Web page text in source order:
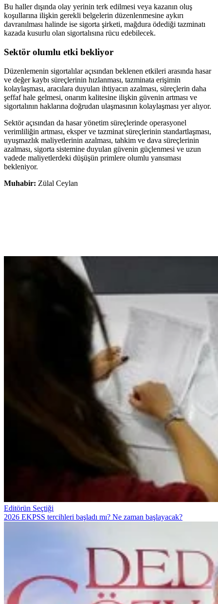
Bu haller dışında olay yerinin terk edilmesi veya kazanın oluş
koşullarına ilişkin gerekli belgelerin düzenlenmesine aykırı
davranılması halinde ise sigorta şirketi, mağdura ödediği tazminatı
kazada kusurlu olan sigortalısına rücu edebilecek.
Sektör olumlu etki bekliyor
Düzenlemenin sigortalılar açısından beklenen etkileri arasında hasar
ve değer kaybı süreçlerinin hızlanması, tazminata erişimin
kolaylaşması, aracılara duyulan ihtiyacın azalması, süreçlerin daha
şeffaf hale gelmesi, onarım kalitesine ilişkin güvenin artması ve
sigortalının haklarına doğrudan ulaşmasının kolaylaşması yer alıyor.
Sektör açısından da hasar yönetim süreçlerinde operasyonel
verimliliğin artması, eksper ve tazminat süreçlerinin standartlaşması,
uyuşmazlık maliyetlerinin azalması, tahkim ve dava süreçlerinin
azalması, sigorta sistemine duyulan güvenin güçlenmesi ve uzun
vadede maliyetlerdeki düşüşün primlere olumlu yansıması
bekleniyor.
Muhabir: Zülal Ceylan
Editörün Seçtiği
2026 EKPSS tercihleri başladı mı? Ne zaman başlayacak?